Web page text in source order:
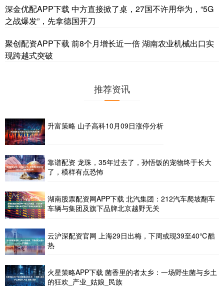
深金优配APP下载 中方直接掀了桌，27国不许用华为，“5G
之战爆发”，先拿德国开刀
聚创配资APP下载 前8个月增长近一倍 湖南农业机械出口实
现跨越式突破
推荐资讯
升富策略 山子高科10月09日涨停分析
靠谱配资 龙珠，35年过去了，孙悟饭的宠物终于长大
了，模样有点恐怖
湖南股票配资网APP下载 北汽集团：212汽车爬坡翻车
车辆与集团及旗下品牌北京越野无关
云沪深配资官网 上海29日出梅，下周或现39至40℃酷
热
火星策略APP下载 菌香里的者太乡：一场野生菌与乡土
的狂欢_产业_姑娘_民族